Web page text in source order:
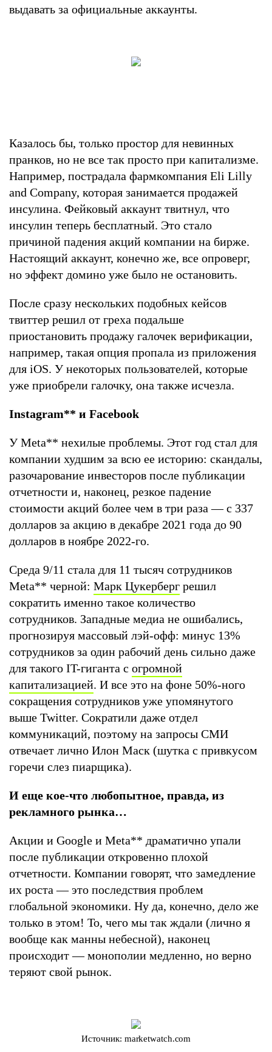
выдавать за официальные аккаунты.
Казалось бы, только простор для невинных
пранков, но не все так просто при капитализме.
Например, пострадала фармкомпания Eli Lilly
and Company, которая занимается продажей
инсулина. Фейковый аккаунт твитнул, что
инсулин теперь бесплатный. Это стало
причиной падения акций компании на бирже.
Настоящий аккаунт, конечно же, все опроверг,
но эффект домино уже было не остановить.
После сразу нескольких подобных кейсов
твиттер решил от греха подальше
приостановить продажу галочек верификации,
например, такая опция пропала из приложения
для iOS. У некоторых пользователей, которые
уже приобрели галочку, она также исчезла.
Instagram** и Facebook
У Meta** нехилые проблемы. Этот год стал для
компании худшим за всю ее историю: скандалы,
разочарование инвесторов после публикации
отчетности и, наконец, резкое падение
стоимости акций более чем в три раза — с 337
долларов за акцию в декабре 2021 года до 90
долларов в ноябре 2022-го.
Среда 9/11 стала для 11 тысяч сотрудников
Meta** черной: Марк Цукерберг решил
сократить именно такое количество
сотрудников. Западные медиа не ошибались,
прогнозируя массовый лэй-офф: минус 13%
сотрудников за один рабочий день сильно даже
для такого IT-гиганта с огромной
капитализацией. И все это на фоне 50%-ного
сокращения сотрудников уже упомянутого
выше Twitter. Сократили даже отдел
коммуникаций, поэтому на запросы СМИ
отвечает лично Илон Маск (шутка с привкусом
горечи слез пиарщика).
И еще кое-что любопытное, правда, из
рекламного рынка…
Акции и Google и Meta** драматично упали
после публикации откровенно плохой
отчетности. Компании говорят, что замедление
их роста — это последствия проблем
глобальной экономики. Ну да, конечно, дело же
только в этом! То, чего мы так ждали (лично я
вообще как манны небесной), наконец
происходит — монополии медленно, но верно
теряют свой рынок.
Источник: marketwatch.com